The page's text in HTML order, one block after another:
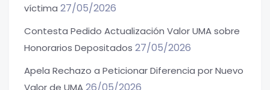
víctima 27/05/2026
Contesta Pedido Actualización Valor UMA sobre
Honorarios Depositados 27/05/2026
Apela Rechazo a Peticionar Diferencia por Nuevo
Valor de UMA